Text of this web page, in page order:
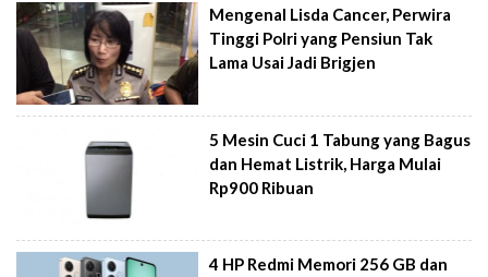
Mengenal Lisda Cancer, Perwira
Tinggi Polri yang Pensiun Tak
Lama Usai Jadi Brigjen
5 Mesin Cuci 1 Tabung yang Bagus
dan Hemat Listrik, Harga Mulai
Rp900 Ribuan
4 HP Redmi Memori 256 GB dan